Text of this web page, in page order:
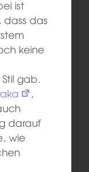
ist
das
keine
gab.
,
darauf
wie